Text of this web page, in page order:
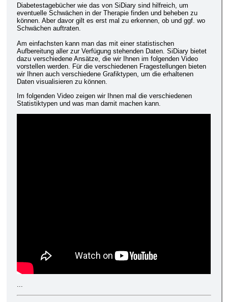
Diabetestagebücher wie das von SiDiary sind hilfreich, um
eventuelle Schwächen in der Therapie finden und beheben zu
können. Aber davor gilt es erst mal zu erkennen, ob und ggf. wo
Schwächen auftraten.
Am einfachsten kann man das mit einer statistischen
Aufbereitung aller zur Verfügung stehenden Daten. SiDiary bietet
dazu verschiedene Ansätze, die wir Ihnen im folgenden Video
vorstellen werden. Für die verschiedenen Fragestellungen bieten
wir Ihnen auch verschiedene Grafiktypen, um die erhaltenen
Daten visualisieren zu können.
Im folgenden Video zeigen wir Ihnen mal die verschiedenen
Statistiktypen und was man damit machen kann.